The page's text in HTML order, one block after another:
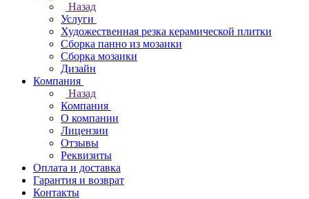
Назад
Услуги
Художественная резка керамической плитки
Сборка панно из мозаики
Сборка мозаики
Дизайн
Компания
Назад
Компания
О компании
Лицензии
Отзывы
Реквизиты
Оплата и доставка
Гарантия и возврат
Контакты